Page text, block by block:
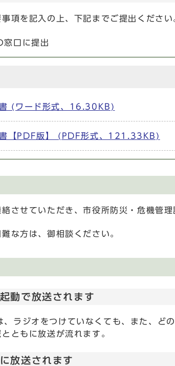
項を記入の上、下記までご提出ください
窓口に提出
(ワード形式、16.30KB)
書【PDF版】 (PDF形式、121.33KB)
させていただき、市役所防災・危機管理
な方は、御相談ください。
動で放送されます
ラジオをつけていなくても、また、ど
ともに放送が流れます。
放送されます